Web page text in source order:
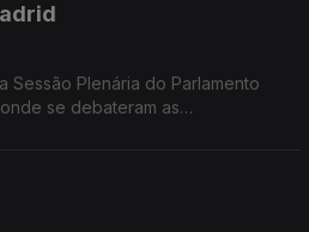
Sessão Plenária do Parlamento
se debateram as